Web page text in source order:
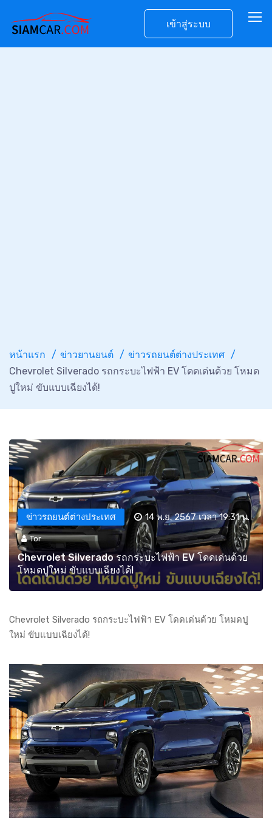
เข้าสู่ระบบ
หน้าแรก ข่าวยานยนต์
ข่าวรถยนต์ต่างประเทศ
Chevrolet Silverado รถกระบะไฟฟ้า EV โดดเด่นด้วย โหมด
ปูใหม่ ขับแบบเฉียงได้!
ข่าวรถยนต์ต่างประเทศ 14 พ.ย. 2567 เวลา 19:31 น.
Tor
Chevrolet Silverado รถกระบะไฟฟ้า EV โดดเด่นด้วย
โหมดปูใหม่ ขับแบบเฉียงได้!
Chevrolet Silverado รถกระบะไฟฟ้า EV โดดเด่นด้วย โหมดปู
ใหม่ ขับแบบเฉียงได้!